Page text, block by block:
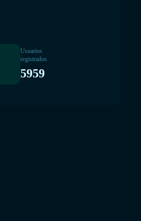
Usuarios
registrados
5959